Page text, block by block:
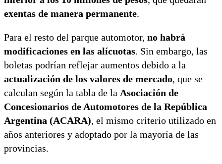
exentas de manera permanente.
Para el resto del parque automotor, no habrá
modificaciones en las alícuotas. Sin embargo, las
boletas podrían reflejar aumentos debido a la
actualización de los valores de mercado, que se
calculan según la tabla de la Asociación de
Concesionarios de Automotores de la República
Argentina (ACARA), el mismo criterio utilizado en
años anteriores y adoptado por la mayoría de las
provincias.